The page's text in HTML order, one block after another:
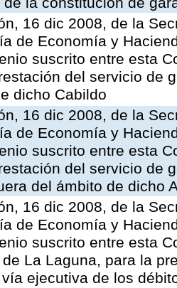
16 dic 2008, de la
de Economía y
suscrito entre esta
del servicio de
dicho Cabildo
16 dic 2008, de la
de Economía y
suscrito entre esta
del servicio de
del ámbito de dicho
16 dic 2008, de la
de Economía y
suscrito entre esta
La Laguna, para la
ejecutiva de los